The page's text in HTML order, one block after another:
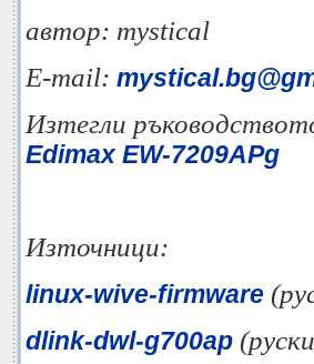
автор: mystical
E-mail:
Изтегли
Edimax EW-7209APg
Източници:
linux-wive-firmware
dlink-dwl-g700ap